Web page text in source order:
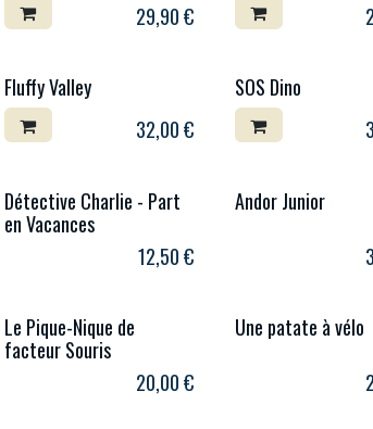
29,90€
Fluffy Valley
32,00€
SOS Dino
Détective Charlie - Part
en Vacances
12,50€
Andor Junior
Le Pique-Nique de
facteur Souris
20,00€
Une patate à vélo